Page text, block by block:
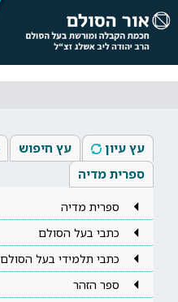
עץ עיון עץ חיפוש
ספרית מדיה
ספרית מדיה
כתבי בעל הסולם
כתבי תלמידי בעל הסולם
ספר הזהר